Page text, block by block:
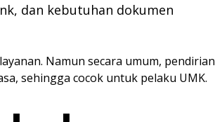
dan kebutuhan dokumen
Namun secara umum, pendirian
sehingga cocok untuk pelaku UMK.